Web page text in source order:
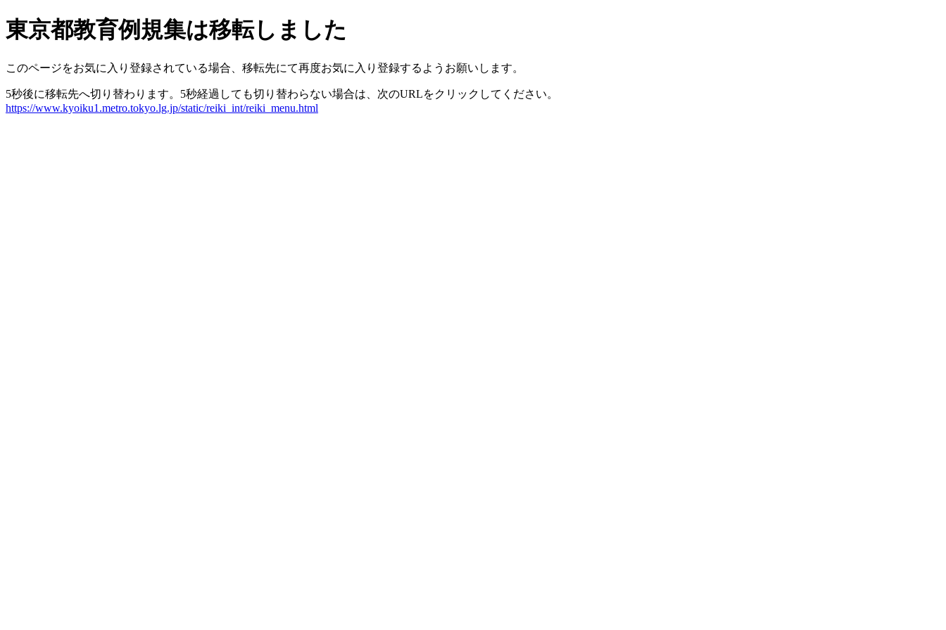
東京都教育例規集は移転しました
このページをお気に入り登録されている場合、移転先にて再度お気に入り登録するようお願いします。
5秒後に移転先へ切り替わります。5秒経過しても切り替わらない場合は、次のURLをクリックしてください。
https://www.kyoiku1.metro.tokyo.lg.jp/static/reiki_int/reiki_menu.html